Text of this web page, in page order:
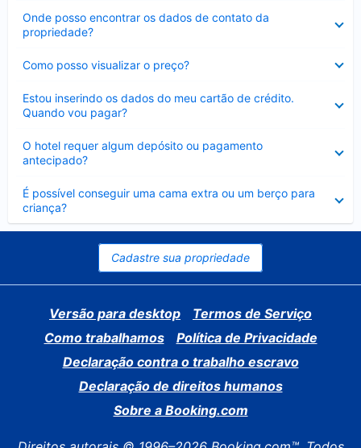
Onde posso encontrar os dados de contato da
propriedade?
Como posso visualizar o preço?
Estou inserindo os dados do meu cartão de crédito.
Quando vou pagar?
O hotel requer algum depósito ou pagamento
antecipado?
É possível conseguir uma cama extra ou um berço para
criança?
Contraído
Cadastre sua propriedade
Versão para desktop
Termos de Serviço
Como trabalhamos
Política de Privacidade
Declaração contra o trabalho escravo
Declaração de direitos humanos
Sobre a Booking.com